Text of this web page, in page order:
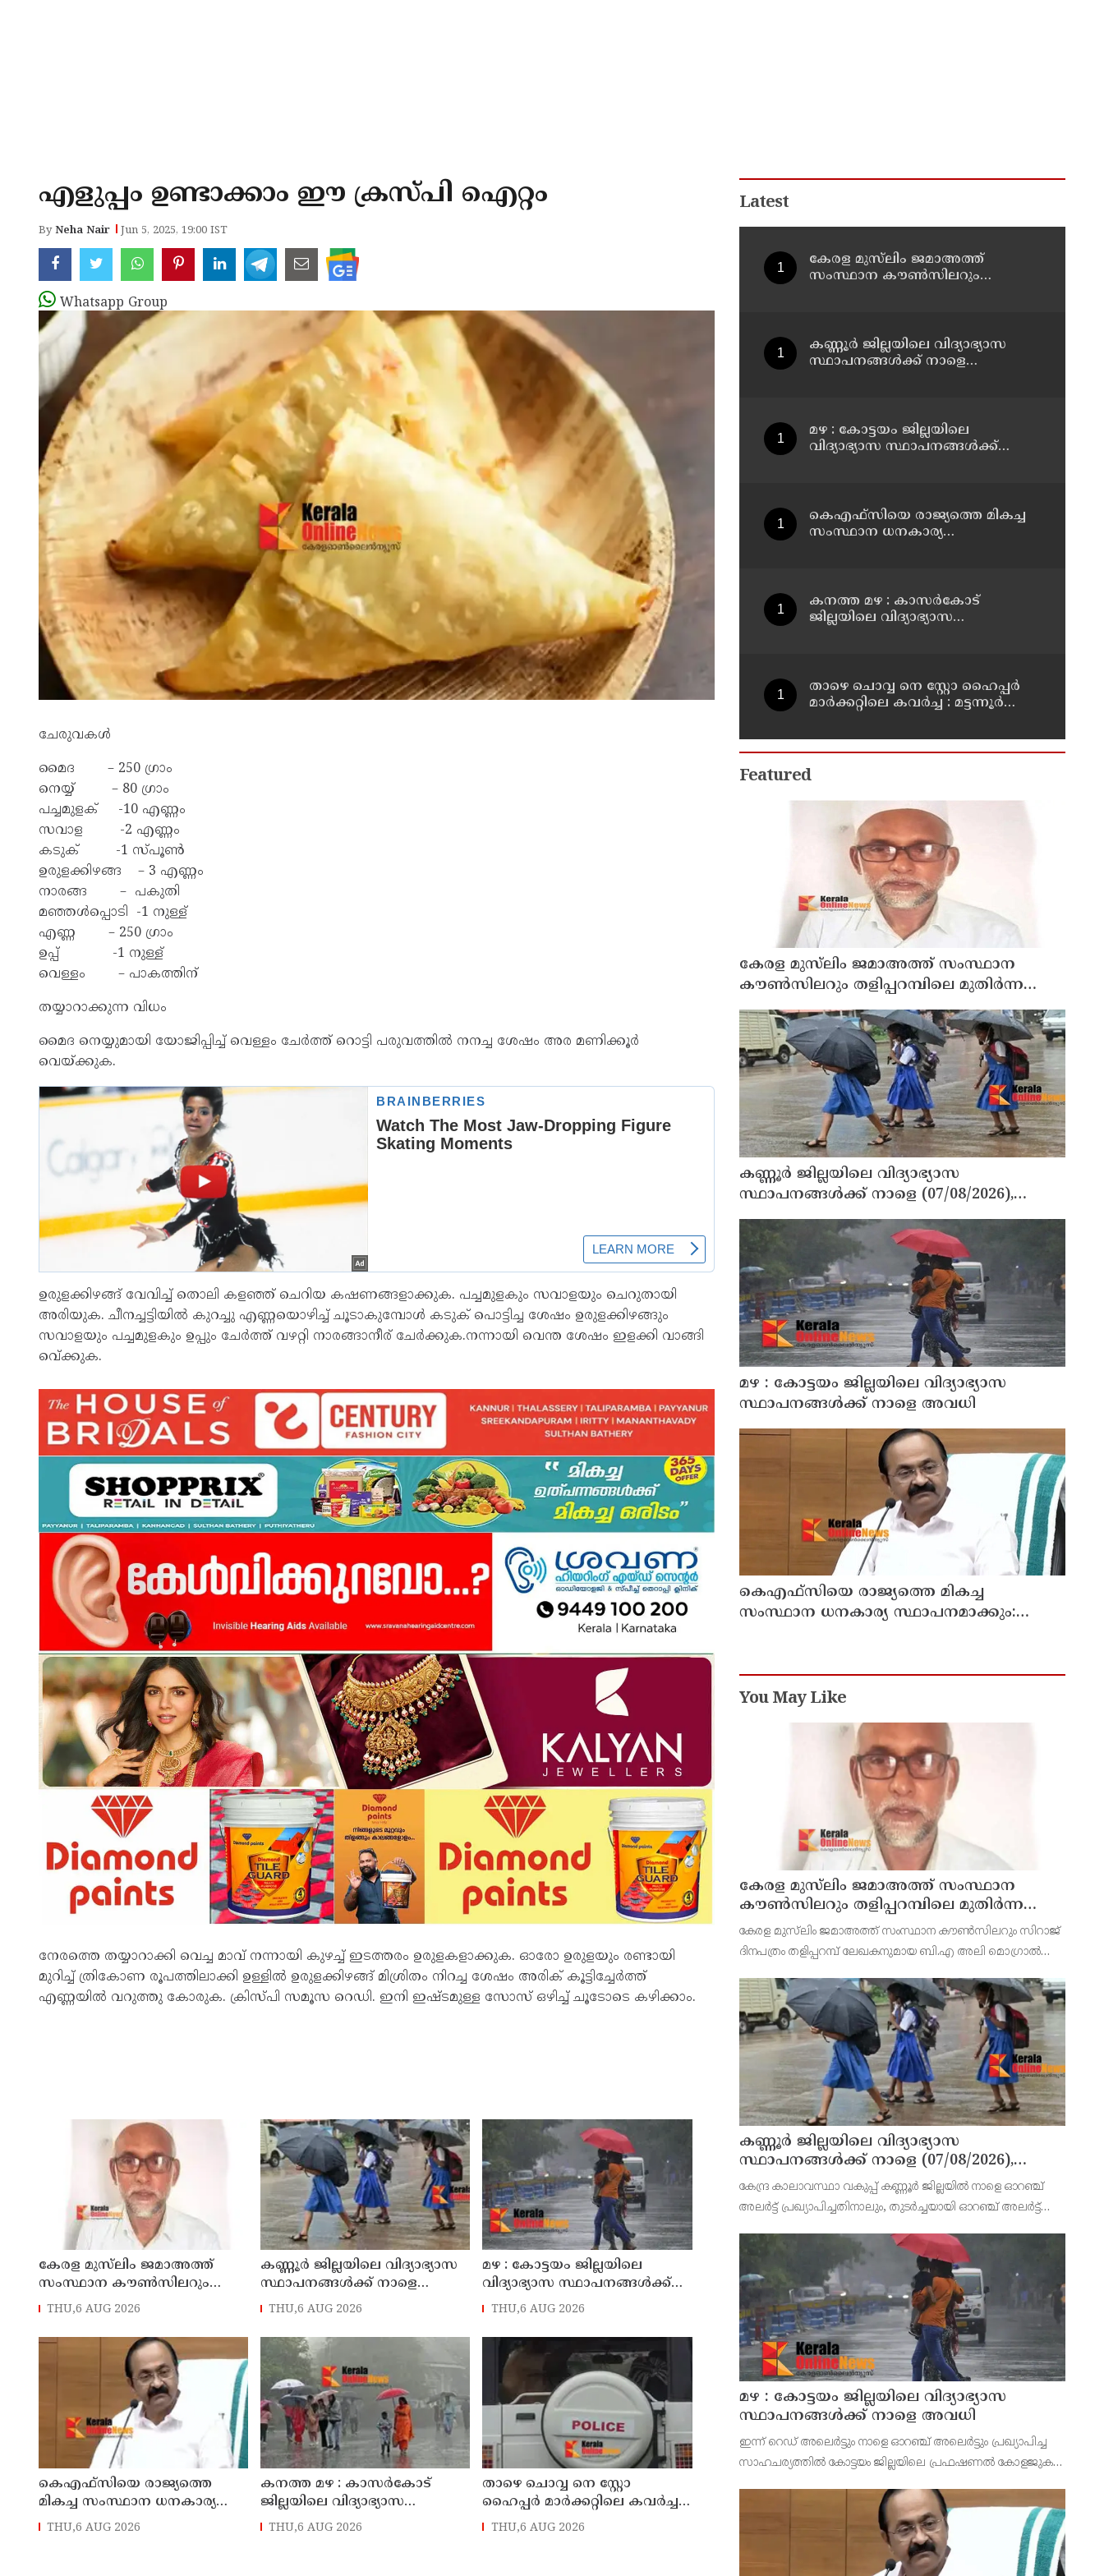
എളുപ്പം ഉണ്ടാക്കാം ഈ ക്രസ്‌പി ഐറ്റം
ByNeha Nair Jun 5, 2025, 19:00 IST
Whatsapp Group
ചേരുവകള്‍
മൈദ – 250 ഗ്രാം
നെയ്യ് – 80 ഗ്രാം
പച്ചമുളക് -10 എണ്ണം
സവാള -2 എണ്ണം
കടുക് -1 സ്പൂണ്‍
ഉരുളക്കിഴങ്ങ – 3 എണ്ണം
നാരങ്ങ – പകുതി
മഞ്ഞള്‍പ്പൊടി -1 നുള്ള്
എണ്ണ – 250 ഗ്രാം
ഉപ്പ് -1 നുള്ള്
വെള്ളം – പാകത്തിന്
തയ്യാറാക്കുന്ന വിധം
മൈദ നെയ്യുമായി യോജിപ്പിച്ച് വെള്ളം ചേര്‍ത്ത് റൊട്ടി പരുവത്തില്‍ നനച്ച ശേഷം അര മണിക്കൂര്‍
വെയ്ക്കുക.
ഉരുളക്കിഴങ്ങ് വേവിച്ച് തൊലി കളഞ്ഞ് ചെറിയ കഷണങ്ങളാക്കുക. പച്ചമുളകും സവാളയും ചെറുതായി
അരിയുക. ചീനച്ചട്ടിയില്‍ കുറച്ചു എണ്ണയൊഴിച്ച് ചൂടാകുമ്പോള്‍ കടുക് പൊട്ടിച്ച ശേഷം ഉരുളക്കിഴങ്ങും
സവാളയും പച്ചമുളകും ഉപ്പും ചേര്‍ത്ത് വഴറ്റി നാരങ്ങാനീര് ചേര്‍ക്കുക.നന്നായി വെന്ത ശേഷം ഇളക്കി വാങ്ങി
വെ്ക്കുക.
നേരത്തെ തയ്യാറാക്കി വെച്ച മാവ് നന്നായി കുഴച്ച് ഇടത്തരം ഉരുളകളാക്കുക. ഓരോ ഉരുളയും രണ്ടായി
മുറിച്ച് ത്രികോണ രൂപത്തിലാക്കി ഉള്ളില്‍ ഉരുളക്കിഴങ്ങ് മിശ്രിതം നിറച്ച ശേഷം അരിക് കൂട്ടിച്ചേര്‍ത്ത്
എണ്ണയില്‍ വറുത്തു കോരുക. ക്രിസ്പി സമൂസ റെഡി. ഇനി ഇഷ്ടമുള്ള സോസ് ഒഴിച്ച് ചൂടോടെ കഴിക്കാം.
കേരള മുസ്‌ലിം ജമാഅത്ത്
സംസ്ഥാന കൗൺസിലറും
തളിപ്പറമ്പിലെ മുതിർന്ന മാധ്യമ
അലി മൊഗ്രാൽ നിര്യാതനായി
THU,6 AUG 2026
കണ്ണൂർ ജില്ലയിലെ വിദ്യാഭ്യാസ
സ്ഥാപനങ്ങള്‍ക്ക് നാളെ
(07/08/2026), അവധി
THU,6 AUG 2026
മഴ : കോട്ടയം ജില്ലയിലെ
വിദ്യാഭ്യാസ സ്ഥാപനങ്ങൾക്ക്
നാളെ അവധി
THU,6 AUG 2026
കെഎഫ്‌സിയെ രാജ്യത്തെ
മികച്ച സംസ്ഥാന ധനകാര്യ
സ്ഥാപനമാക്കും: മുഖ്യമന്ത്രി വി
ഡി സതീശൻ
THU,6 AUG 2026
കനത്ത മഴ : കാസർകോട്
ജില്ലയിലെ വിദ്യാഭ്യാസ
സ്ഥാപനങ്ങൾക്ക് നാളെ അവധി
THU,6 AUG 2026
താഴെ ചൊവ്വ നെ സ്റ്റോ
ഹൈപ്പർ മാർക്കറ്റിലെ കവർച്ച :
മട്ടന്നൂർ സ്വദേശിനികളായ നാല്
പ്രതികൾ പിടിയിൽ
THU,6 AUG 2026
Latest
കേരള മുസ്‌ലിം ജമാഅത്ത്
സംസ്ഥാന കൗൺസിലറും
കണ്ണൂർ ജില്ലയിലെ വിദ്യാഭ്യാസ
സ്ഥാപനങ്ങള്‍ക്ക് നാളെ
മഴ : കോട്ടയം ജില്ലയിലെ
വിദ്യാഭ്യാസ സ്ഥാപനങ്ങൾക്ക്
കെഎഫ്‌സിയെ രാജ്യത്തെ മികച്ച
സംസ്ഥാന ധനകാര്യ
കനത്ത മഴ : കാസർകോട്
ജില്ലയിലെ വിദ്യാഭ്യാസ
താഴെ ചൊവ്വ നെ സ്റ്റോ ഹൈപ്പർ
മാർക്കറ്റിലെ കവർച്ച : മട്ടന്നൂർ
പിടിയിൽ
Featured
കേരള മുസ്‌ലിം ജമാഅത്ത് സംസ്ഥാന
കൗൺസിലറും തളിപ്പറമ്പിലെ മുതിർന്ന
മാധ്യമ പ്രവർത്തകനുമായ ബി എ അലി
മൊഗ്രാൽ നിര്യാതനായി
കണ്ണൂർ ജില്ലയിലെ വിദ്യാഭ്യാസ
സ്ഥാപനങ്ങള്‍ക്ക് നാളെ (07/08/2026),
അവധി
മഴ : കോട്ടയം ജില്ലയിലെ വിദ്യാഭ്യാസ
സ്ഥാപനങ്ങൾക്ക് നാളെ അവധി
കെഎഫ്‌സിയെ രാജ്യത്തെ മികച്ച
സംസ്ഥാന ധനകാര്യ സ്ഥാപനമാക്കും:
You May Like
കേരള മുസ്‌ലിം ജമാഅത്ത് സംസ്ഥാന
കൗൺസിലറും തളിപ്പറമ്പിലെ മുതിർന്ന
മാധ്യമ പ്രവർത്തകനുമായ ബി എ അലി
മൊഗ്രാൽ നിര്യാതനായി
കേരള മുസ്‌ലിം ജമാഅത്ത് സംസ്ഥാന കൗൺസിലറും സിറാജ്
ദിനപത്രം തളിപ്പറമ്പ് ലേഖകനുമായ ബി.എ അലി മൊഗ്രാൽ
മുസ്‌ലിം ജമാഅത്ത് ജില്ലാ സെക്രട്ടറി, എസ്.വൈ.എ
കണ്ണൂർ ജില്ലയിലെ വിദ്യാഭ്യാസ
സ്ഥാപനങ്ങള്‍ക്ക് നാളെ (07/08/2026),
അവധി
കേന്ദ്ര കാലാവസ്ഥാ വകുപ്പ് കണ്ണൂർ ജില്ലയിൽ നാളെ ഓറഞ്ച്
അലർട്ട് പ്രഖ്യാപിച്ചതിനാലും, തുടർച്ചയായി ഓറഞ്ച് അലർട്ട്
ജില്ലയിലെ പ്രൊഫഷണൽ കോളേജ് ഉൾപ്പടെ എല
മഴ : കോട്ടയം ജില്ലയിലെ വിദ്യാഭ്യാസ
സ്ഥാപനങ്ങൾക്ക് നാളെ അവധി
ഇന്ന് റെഡ് അലെർട്ടും നാളെ ഓറഞ്ച് അലെർട്ടും പ്രഖ്യാപിച്ച
സാഹചര്യത്തിൽ കോട്ടയം ജില്ലയിലെ പ്രഫഷണൽ കോളജുകൾ
7, വെള്ളി) ജില്ലാ കളക്ടർ ചേതൻ കുമാർ മീ